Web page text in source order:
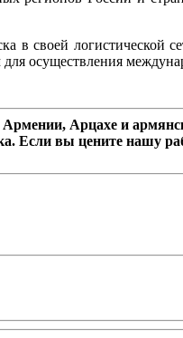
в своей логистической
осуществления
Арцахе и
Если вы цените нашу